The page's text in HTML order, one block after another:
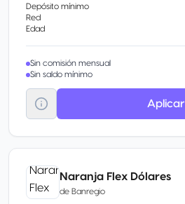
Depósito mínimo
Red
Edad
Sin comisión mensual
Sin saldo mínimo
Aplicar
Naranja Flex Dólares
de Banregio